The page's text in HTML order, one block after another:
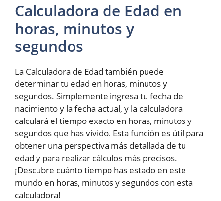
Calculadora de Edad en
horas, minutos y
segundos
La Calculadora de Edad también puede
determinar tu edad en horas, minutos y
segundos. Simplemente ingresa tu fecha de
nacimiento y la fecha actual, y la calculadora
calculará el tiempo exacto en horas, minutos y
segundos que has vivido. Esta función es útil para
obtener una perspectiva más detallada de tu
edad y para realizar cálculos más precisos.
¡Descubre cuánto tiempo has estado en este
mundo en horas, minutos y segundos con esta
calculadora!